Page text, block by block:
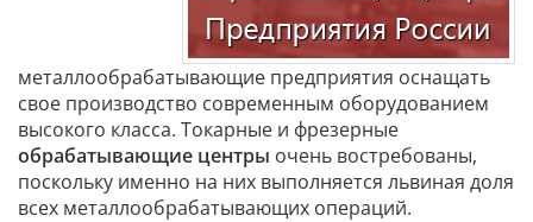
металлообрабатывающие предприятия оснащать
свое производство современным оборудованием
высокого класса. Токарные и фрезерные
обрабатывающие центры очень востребованы,
поскольку именно на них выполняется львиная доля
всех металлообрабатывающих операций.